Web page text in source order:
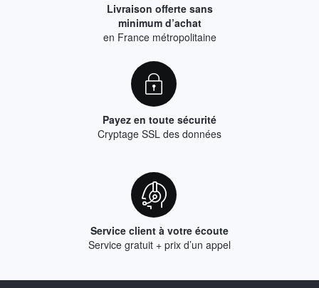
Livraison offerte sans
minimum d’achat
en France métropolitaine
Payez en toute sécurité
Cryptage SSL des données
Service client à votre écoute
Service gratuit + prix d’un appel